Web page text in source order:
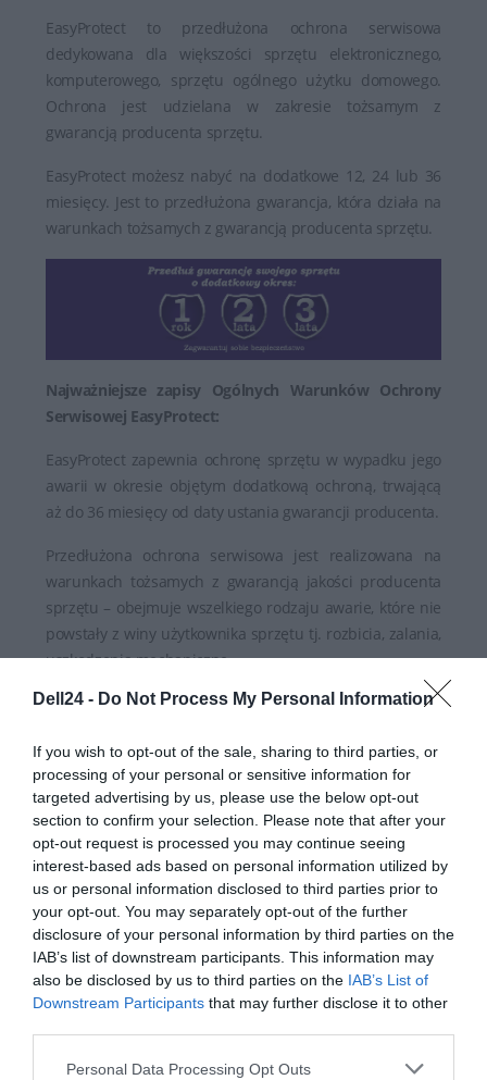
Dell24 - Do Not Process My Personal Information
If you wish to opt-out of the sale, sharing to third parties, or
processing of your personal or sensitive information for
targeted advertising by us, please use the below opt-out
section to confirm your selection. Please note that after your
opt-out request is processed you may continue seeing
interest-based ads based on personal information utilized by
us or personal information disclosed to third parties prior to
your opt-out. You may separately opt-out of the further
disclosure of your personal information by third parties on the
IAB’s list of downstream participants. This information may
also be disclosed by us to third parties on the IAB’s List of
Downstream Participants that may further disclose it to other
Personal Data Processing Opt Outs
EasyProtect to przedłużona ochrona serwisowa
dedykowana dla większości sprzętu elektronicznego,
komputerowego, sprzętu ogólnego użytku domowego.
Ochrona jest udzielana w zakresie tożsamym z
gwarancją producenta sprzętu.
EasyProtect możesz nabyć na dodatkowe 12, 24 lub 36
miesięcy. Jest to przedłużona gwarancja, która działa na
warunkach tożsamych z gwarancją producenta sprzętu.
Najważniejsze zapisy Ogólnych Warunków Ochrony
Serwisowej EasyProtect:
EasyProtect zapewnia ochronę sprzętu w wypadku jego
awarii w okresie objętym dodatkową ochroną, trwającą
aż do 36 miesięcy od daty ustania gwarancji producenta.
Przedłużona ochrona serwisowa jest realizowana na
warunkach tożsamych z gwarancją jakości producenta
sprzętu – obejmuje wszelkiego rodzaju awarie, które nie
powstały z winy użytkownika sprzętu tj. rozbicia, zalania,
uszkodzenia mechaniczne.
Przedłużoną ochroną serwisową może zostać objęty
jak i instytucje.
Przedłużona ochrona serwisowa jest na stałe przypisana
do sprzętu, co podnosi jego wartość przy ewentualnej
odsprzedaży i ma charakter globalny.
Suma gwarancyjna jest równa kwocie brutto
zakupionego sprzętu.
Naprawy realizowane są w serwisach autoryzowanych
do sumy gwarancyjnej lub następuje wymiana sprzętu.
Realizacja napraw w trybie door to door – wysyłka
kurierem lub onsite u Klienta.